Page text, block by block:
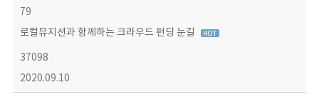
79
로컬뮤지션과 함께하는 크라우드 펀딩 눈길
37098
2020.09.10